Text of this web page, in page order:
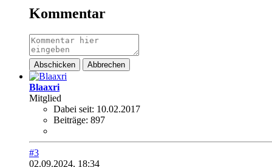
Kommentar
Abschicken Abbrechen
Blaaxri
Mitglied
Dabei seit: 10.02.2017
Beiträge: 897
#3
02.09.2024, 18:34